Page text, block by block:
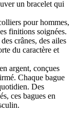
un bracelet qui
pour hommes,
finitions soignées.
crânes, des ailes
du caractère et
argent, conçues
Chaque bague
Des
ces bagues en